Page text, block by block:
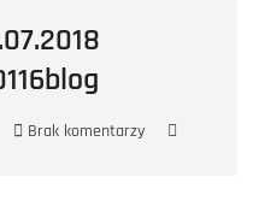
e
Brak komentarzy